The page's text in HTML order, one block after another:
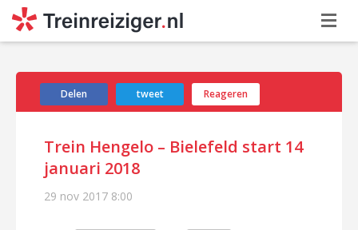
Delen tweet Reageren
Trein Hengelo – Bielefeld start 14
januari 2018
29 nov 2017 8:00